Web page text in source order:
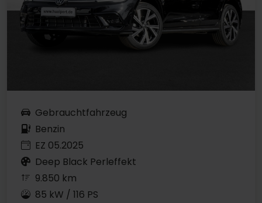
Gebrauchtfahrzeug
Benzin
EZ 05.2025
Deep Black Perleffekt
9.850 km
85 kW / 116 PS